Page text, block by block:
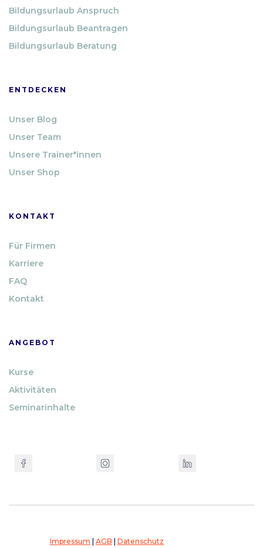
Bildungsurlaub Anspruch
Bildungsurlaub Beantragen
Bildungsurlaub Beratung
ENTDECKEN
Unser Blog
Unser Team
Unsere Trainer*innen
Unser Shop
KONTAKT
Für Firmen
Karriere
FAQ
Kontakt
ANGEBOT
Kurse
Aktivitäten
Seminarinhalte
Impressum AGB Datenschutz